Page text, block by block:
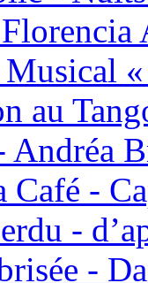
Musical
au
Andréa
Café -
-
-